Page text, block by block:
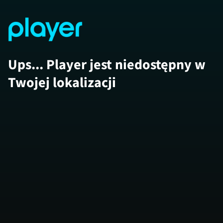
Ups... Player jest niedostępny w
Twojej lokalizacji